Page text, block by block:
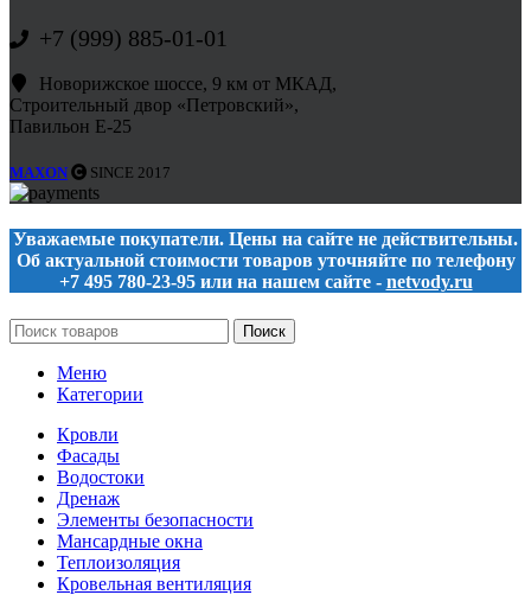
+7 (999) 885-01-01
Новорижское шоссе, 9 км от МКАД,
Строительный двор «Петровский»,
Павильон Е-25
MAXON SINCE 2017
Уважаемые покупатели. Цены на сайте не действительны.
Об актуальной стоимости товаров уточняйте по телефону
+7 495 780-23-95 или на нашем сайте - netvody.ru
Поиск
Меню
Категории
Кровли
Фасады
Водостоки
Дренаж
Элементы безопасности
Мансардные окна
Теплоизоляция
Кровельная вентиляция